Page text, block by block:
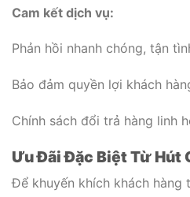
Cam kết dịch vụ:
Phản hồi nhanh chóng, tận
Bảo đảm quyền lợi khách
Chính sách đổi trả hàng linh
Ưu Đãi Đặc Biệt Từ Hút
Để khuyến khích khách hàng